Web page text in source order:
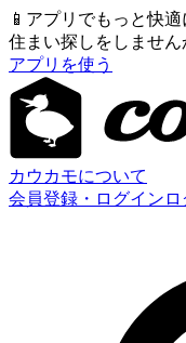
📱 アプリでもっと快適
住まい探しをしません
アプリを使う
カウカモについて
会員登録・ログイン